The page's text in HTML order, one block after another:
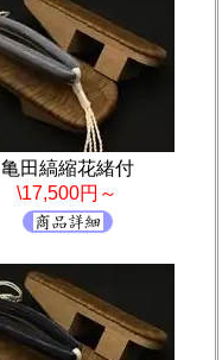
亀田縞縮花緒付
\17,500円～